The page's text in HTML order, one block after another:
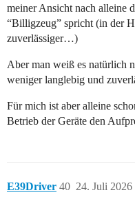
meiner Ansicht nach alleine
“Billigzeug” spricht (in der
zuverlässiger…)
Aber man weiß es natürlich
weniger langlebig und
Für mich ist aber alleine
Betrieb der Geräte den
E39Driver 24. Juli 2026
40